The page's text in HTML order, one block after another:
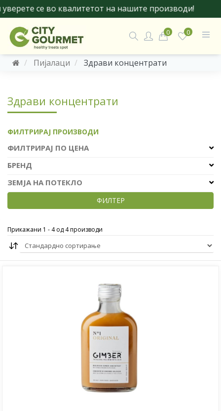
се во квалитетот на нашите производи!
0
0
Пијалаци Здрави концентрати
Здрави концентрати
ФИЛТРИРАЈ ПРОИЗВОДИ
ФИЛТРИРАЈ ПО ЦЕНА
БРЕНД
ЗЕМЈА НА ПОТЕКЛО
ФИЛТЕР
Прикажани 1 - 4 од 4 производи